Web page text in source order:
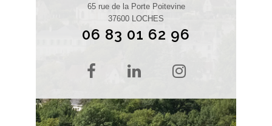
65 rue de la Porte Poitevine
37600 LOCHES
06 83 01 62 96